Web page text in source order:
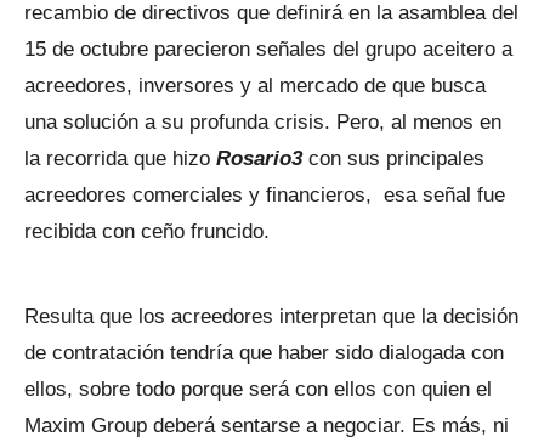
recambio de directivos que definirá en la asamblea del
15 de octubre parecieron señales del grupo aceitero a
acreedores, inversores y al mercado de que busca
una solución a su profunda crisis. Pero, al menos en
la recorrida que hizo Rosario3con sus principales
acreedores comerciales y financieros, esa señal fue
recibida con ceño fruncido.
Resulta que los acreedores interpretan que la decisión
de contratación tendría que haber sido dialogada con
ellos, sobre todo porque será con ellos con quien el
Maxim Group deberá sentarse a negociar. Es más, ni